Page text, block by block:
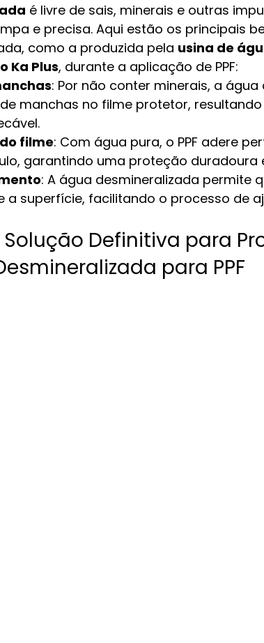
é livre de sais, minerais e outras
e precisa. Aqui estão os principais
como a produzida pela usina de
Ka Plus, durante a aplicação de PPF:
: Por não conter minerais, a
manchas no filme protetor,
filme: Com água pura, o PPF adere
garantindo uma proteção duradoura
: A água desmineralizada permite
a superfície, facilitando o processo de
Solução Definitiva para
para PPF